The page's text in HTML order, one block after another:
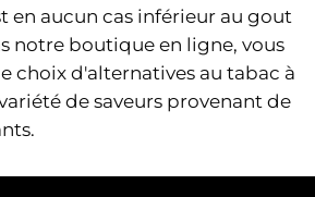
en aucun cas inférieur au gout
notre boutique en ligne, vous
choix d'alternatives au tabac à
de saveurs provenant de